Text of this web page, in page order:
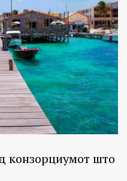
конзорциумот што